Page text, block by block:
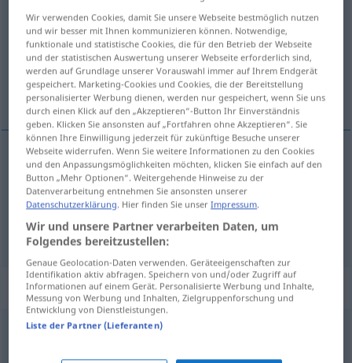
Übersicht aller Übersetzungen
(Für mehr Details die Übersetzung anklicken/antippen)
frech, unverschämt schrill, grell
frech,unverschämt sfacciato
schrill,grell sfacciatocolori
„sfacciato“: maschile
sfacciato [sfaˈtʧaːto]m,sfacciata
Wir verwenden Cookies, damit Sie unsere Webseite bestmöglich nutzen
und wir besser mit Ihnen kommunizieren können. Notwendige,
funktionale und statistische Cookies, die für den Betrieb der Webseite
und der statistischen Auswertung unserer Webseite erforderlich sind,
werden auf Grundlage unserer Vorauswahl immer auf Ihrem Endgerät
gespeichert. Marketing-Cookies und Cookies, die der Bereitstellung
personalisierter Werbung dienen, werden nur gespeichert, wenn Sie uns
durch einen Klick auf den „Akzeptieren“-Button Ihr Einverständnis
geben. Klicken Sie ansonsten auf „Fortfahren ohne Akzeptieren“. Sie
können Ihre Einwilligung jederzeit für zukünftige Besuche unserer
Webseite widerrufen. Wenn Sie weitere Informationen zu den Cookies
und den Anpassungsmöglichkeiten möchten, klicken Sie einfach auf den
Button „Mehr Optionen“. Weitergehende Hinweise zu der
Datenverarbeitung entnehmen Sie ansonsten unserer
Datenschutzerklärung. Hier finden Sie unserImpressum.
Wir und unsere Partner verarbeiten Daten, um
Folgendes bereitzustellen:
Genaue Geolocation-Daten verwenden. Geräteeigenschaften zur
Identifikation aktiv abfragen. Speichern von und/oder Zugriff auf
Informationen auf einem Gerät. Personalisierte Werbung und Inhalte,
Messung von Werbung und Inhalten, Zielgruppenforschung und
Entwicklung von Dienstleistungen.
Liste der Partner (Lieferanten)